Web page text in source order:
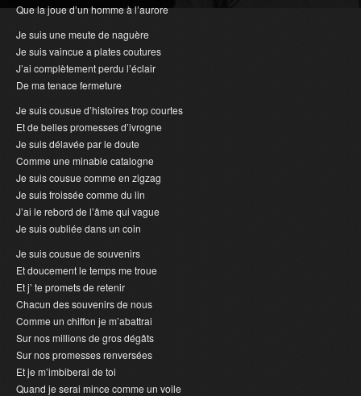
Que la joue d’un homme à l’aurore
Je suis une meute de naguère
Je suis vaincue a plates coutures
J’ai complètement perdu l’éclair
De ma tenace fermeture
Je suis cousue d’histoires trop courtes
Et de belles promesses d’ivrogne
Je suis délavée par le doute
Comme une minable catalogne
Je suis cousue comme en zigzag
Je suis froissée comme du lin
J’ai le rebord de l’âme qui vague
Je suis oubliée dans un coin
Je suis cousue de souvenirs
Et doucement le temps me troue
Et j’ te promets de retenir
Chacun des souvenirs de nous
Comme un chiffon je m’abattrai
Sur nos millions de gros dégâts
Sur nos promesses renversées
Et je m’imbiberai de toi
Quand je serai mince comme un voile